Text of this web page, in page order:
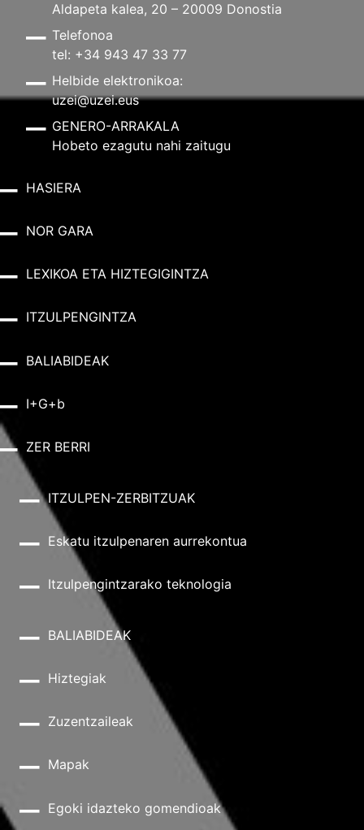
Aldapeta kalea, 20 – 20009 Donostia
Telefonoa
tel: +34 943 47 33 77
Helbide elektronikoa:
uzei@uzei.eus
GENERO-ARRAKALA
Hobeto ezagutu nahi zaitugu
HASIERA
NOR GARA
LEXIKOA ETA HIZTEGIGINTZA
ITZULPENGINTZA
BALIABIDEAK
I+G+b
ZER BERRI
ITZULPEN-ZERBITZUAK
Eskatu itzulpenaren aurrekontua
Itzulpengintzarako teknologia
BALIABIDEAK
Hiztegiak
Zuzentzaileak
Mapak
Egoki idazteko gomendioak